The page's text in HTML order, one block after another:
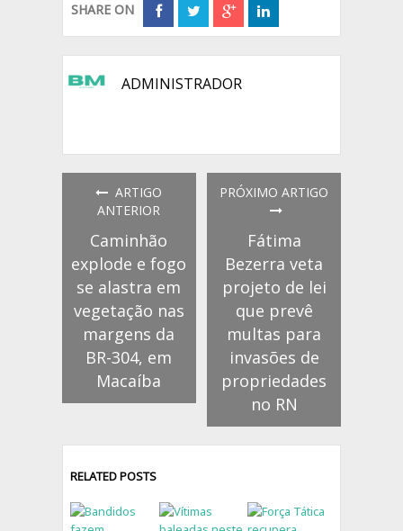
SHARE ON
ADMINISTRADOR
ARTIGO
ANTERIOR
Caminhão
explode e fogo
se alastra em
vegetação nas
margens da
BR-304, em
Macaíba
PRÓXIMO ARTIGO
Fátima
Bezerra veta
projeto de lei
que prevê
multas para
invasões de
propriedades
no RN
RELATED POSTS